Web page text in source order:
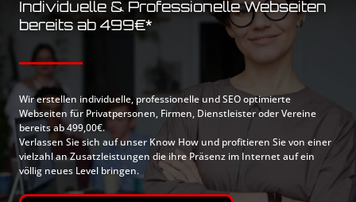
Individuelle & Professionelle Webseiten
bereits ab 499€*
Wir erstellen individuelle, professionelle und SEO optimierte
Webseiten für Privatpersonen, Firmen, Dienstleister oder Vereine
bereits ab 499,00€.
Verlassen Sie sich auf unser Know How und profitieren Sie von einer
vielzahl an Zusatzleistungen die ihre Präsenz im Internet auf ein
völlig neues Level bringen.